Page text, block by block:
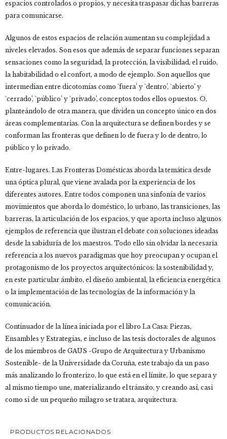
espacios controlados o propios, y necesita traspasar dichas barreras
para comunicarse.
Algunos de estos espacios de relación aumentan su complejidad a
niveles elevados. Son esos que además de separar funciones separan
sensaciones como la seguridad, la protección, la visibilidad, el ruido,
la habitabilidad o el confort, a modo de ejemplo. Son aquellos que
intermedian entre dicotomías como `fuera’ y `dentro’, `abierto’ y
`cerrado’, `público’ y `privado’, conceptos todos ellos opuestos. O,
planteándolo de otra manera, que dividen un concepto único en dos
áreas complementarias. Con la arquitectura se definen bordes y se
conforman las fronteras que definen lo de fuera y lo de dentro, lo
público y lo privado.
Entre-lugares. Las Fronteras Domésticas aborda la temática desde
una óptica plural, que viene avalada por la experiencia de los
diferentes autores. Entre todos componen una sinfonía de varios
movimientos que aborda lo doméstico, lo urbano, las transiciones, las
barreras, la articulación de los espacios, y que aporta incluso algunos
ejemplos de referencia que ilustran el debate con soluciones ideadas
desde la sabiduría de los maestros. Todo ello sin olvidar la necesaria
referencia a los nuevos paradigmas que hoy preocupan y ocupan el
protagonismo de los proyectos arquitectónicos: la sostenibilidad y,
en este particular ámbito, el diseño ambiental, la eficiencia energética
o la implementación de las tecnologías de la información y la
comunicación.
Continuador de la línea iniciada por el libro La Casa: Piezas,
Ensambles y Estrategias, e incluso de las tesis doctorales de algunos
de los miembros de GAUS -Grupo de Arquitectura y Urbanismo
Sostenible- de la Universidade da Coruña, este trabajo da un paso
más analizando lo fronterizo, lo que está en el límite, lo que separa y
al mismo tiempo une, materializando el tránsito, y creando así, casi
como si de un pequeño milagro se tratara, arquitectura.
PRODUCTOS RELACIONADOS